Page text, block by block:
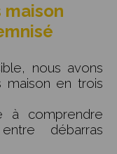
maison
nous avons
maison en trois
à comprendre
débarras